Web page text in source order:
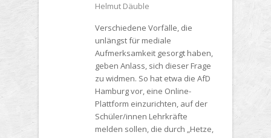
Helmut Däuble
Verschiedene Vorfälle, die
unlängst für mediale
Aufmerksamkeit gesorgt haben,
geben Anlass, sich dieser Frage
zu widmen. So hat etwa die AfD
Hamburg vor, eine Online-
Plattform einzurichten, auf der
Schüler/innen Lehrkräfte
melden sollen, die durch „Hetze,